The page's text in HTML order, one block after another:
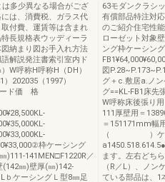
多少異なる場合がござ
は、消費税、ガラス代
付費、運賃等は含まれ
長規格表ウッディーラ
納まり図お手入れ方法
解説発注書索引室内ド
W呼称H呼称H（DH）
202035（1997）
ード価 格
枠ケーシング
141MEN□F1220R／
(142㎜)壁厚(㎜)142-
ｂケーシングＬ型8㎜足
63モダンクラシ
有償部品特注対
のご紹介住宅性
ローゼット対象
ング枠ケーシン
図
グ＋c.敷居a.ノ
グ==KL-FB1床先
W呼称床後張り
111厚壁用＝
＝151171mm幅
（ ）ケーシ
ます。左右どち
（R／L）、ノ
ている部品は、